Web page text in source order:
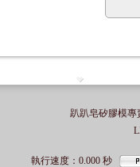
趴趴皂矽膠模專
執行速度 ：0.000 秒